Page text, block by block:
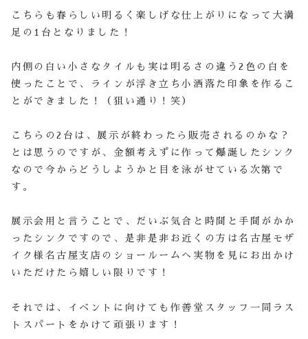
こちらも春らしい明るく楽しげな仕上がりになって大満
足の1台となりました！
内側の白い小さなタイルも実は明るさの違う2色の白を
使ったことで、ラインが浮き立ち小洒落た印象を作るこ
とができました！（狙い通り！笑）
こちらの2台は、展示が終わったら販売されるのかな？
とは思うのですが、金額考えずに作って爆誕したシンク
なので今からどうしようかと目を泳がせている次第で
す。
展示会用と言うことで、だいぶ気合と時間と手間がかか
ったシンクですので、是非是非お近くの方は名古屋モザ
イク様名古屋支店のショールームへ実物を見にお出かけ
いただけたら嬉しい限りです！
それでは、イベントに向けても作善堂スタッフ一同ラス
トスパートをかけて頑張ります！